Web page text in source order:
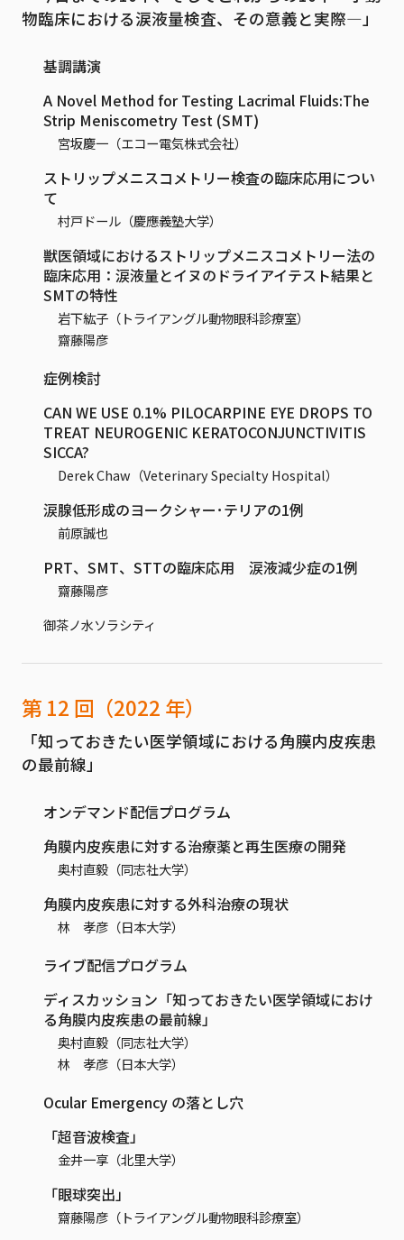
物臨床における涙液量検査、その意義と実際―」
基調講演
A Novel Method for Testing Lacrimal Fluids:The
Strip Meniscometry Test (SMT)
宮坂慶一（エコー電気株式会社）
ストリップメニスコメトリー検査の臨床応用につい
て
村戸ドール（慶應義塾大学）
獣医領域におけるストリップメニスコメトリー法の
臨床応用：涙液量とイヌのドライアイテスト結果と
SMTの特性
岩下紘子（トライアングル動物眼科診療室）
齋藤陽彦
症例検討
CAN WE USE 0.1% PILOCARPINE EYE DROPS TO
TREAT NEUROGENIC KERATOCONJUNCTIVITIS
SICCA?
Derek Chaw（Veterinary Specialty Hospital）
涙腺低形成のヨークシャー･テリアの1例
前原誠也
PRT、SMT、STTの臨床応用 涙液減少症の1例
齋藤陽彦
御茶ノ水ソラシティ
第 12 回（2022 年）
「知っておきたい医学領域における角膜内皮疾患
の最前線」
オンデマンド配信プログラム
角膜内皮疾患に対する治療薬と再生医療の開発
奥村直毅（同志社大学）
角膜内皮疾患に対する外科治療の現状
林 孝彦（日本大学）
ライブ配信プログラム
ディスカッション「知っておきたい医学領域におけ
る角膜内皮疾患の最前線」
奥村直毅（同志社大学）
林 孝彦（日本大学）
Ocular Emergency の落とし穴
「超音波検査」
金井一享（北里大学）
「眼球突出」
齋藤陽彦（トライアングル動物眼科診療室）